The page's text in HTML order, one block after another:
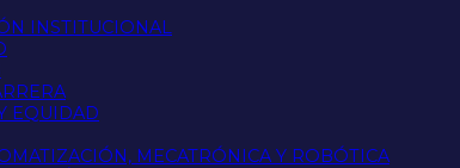
INSTITUCIONAL
EQUIDAD
MECATRÓNICA Y ROBÓTICA